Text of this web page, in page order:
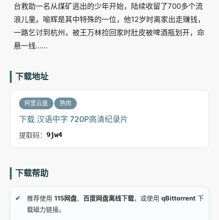
台救助一名从煤矿逃出的少年开始，陆续收留了700多个流
浪儿童。喻辉是其中特殊的一位，他12岁时离家出走赚钱，
一路乞讨到杭州，被王万林捡回家时肚皮被啤酒瓶划开，命
悬一线……
下载地址
阿里云盘 熟肉
下载 汉语中字 720P高清纪录片
提取码： 9jw4
下载帮助
推荐使用 115网盘、 百度网盘离线下载，或使用 qBittorrent 下
载磁力链接。